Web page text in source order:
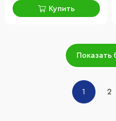
Купить
Показать
1 2